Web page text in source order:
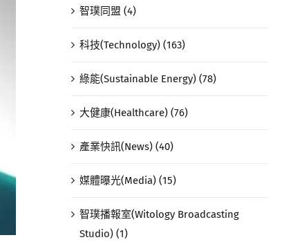
智璞同盟 (4)
科技(Technology) (163)
綠能(Sustainable Energy) (78)
大健康(Healthcare) (76)
產業快訊(News) (40)
媒體曝光(Media) (15)
智璞播報室(Witology Broadcasting
Studio) (1)